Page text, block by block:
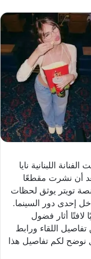
اللبنانية نايا
أن نشرت مقطعًا
تويتر يوثق لحظات
إحدى دور السينما.
أثار فضول
اللقاء ورابط
نوضح لكم تفاصيل هذا